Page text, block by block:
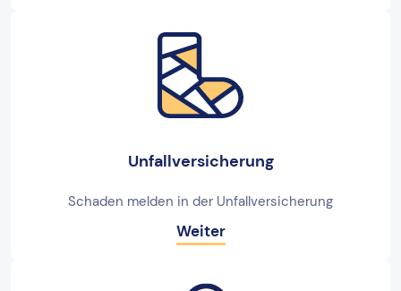
Unfallversicherung
Schaden melden in der Unfallversicherung
Weiter